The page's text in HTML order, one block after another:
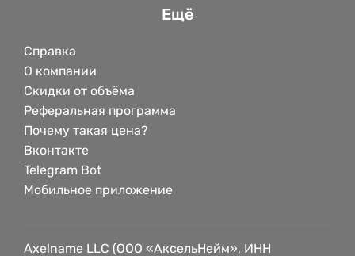
Ещё
Справка
О компании
Скидки от объёма
Реферальная программа
Почему такая цена?
Вконтакте
Telegram Bot
Мобильное приложение
Axelname LLC (ООО «АксельНейм», ИНН